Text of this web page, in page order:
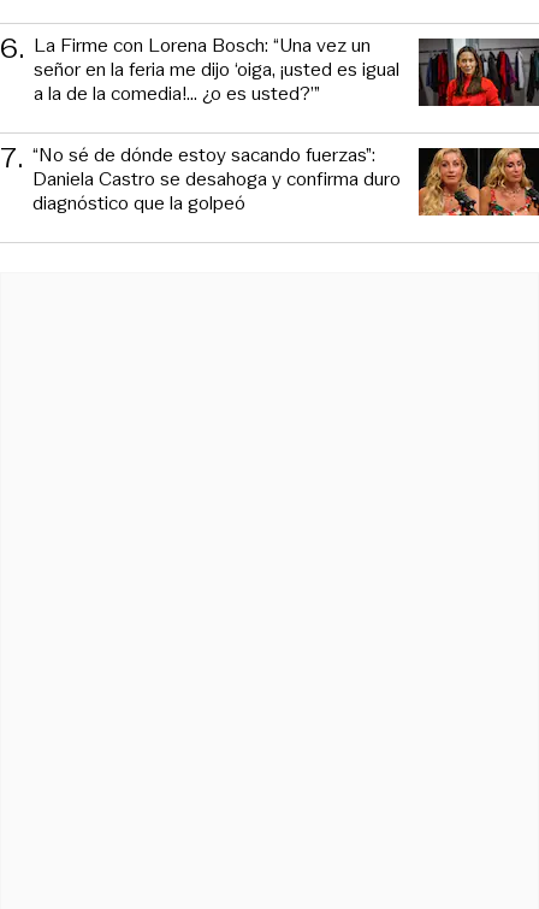
6. La Firme con Lorena Bosch: “Una vez un
señor en la feria me dijo ‘oiga, ¡usted es igual
a la de la comedia!... ¿o es usted?’”
7. “No sé de dónde estoy sacando fuerzas”:
Daniela Castro se desahoga y confirma duro
diagnóstico que la golpeó